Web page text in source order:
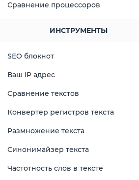
Сравнение процессоров
ИНСТРУМЕНТЫ
SEO блокнот
Ваш IP адрес
Сравнение текстов
Конвертер регистров текста
Размножение текста
Синонимайзер текста
Частотность слов в тексте
Поиск процессоров
Сравнение Core i9-
против Xeon
Справка:Можно
несколько
(до 14
в таблице)
. В
процессоры не
таблицу, появится